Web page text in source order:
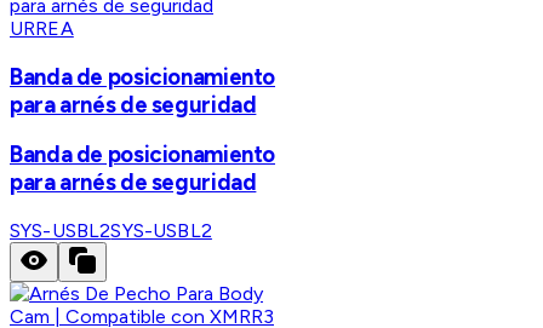
URREA
Banda de posicionamiento
para arnés de seguridad
Banda de posicionamiento
para arnés de seguridad
SYS-USBL2SYS-USBL2